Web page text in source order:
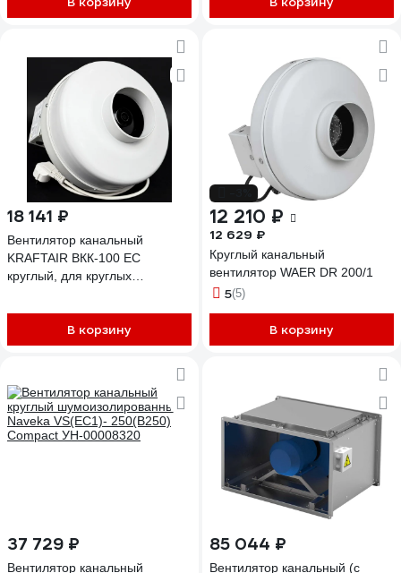
18 141 ₽
Вентилятор канальный
KRAFTAIR ВКК-100 EC
круглый, для круглых
мм ВКК-100EC+вилка
В корзину
12 210 ₽
12 629 ₽
Круглый канальный
вентилятор WAER DR 200/1
5(5)
В корзину
37 729 ₽
Вентилятор канальный
85 044 ₽
Вентилятор канальный (с